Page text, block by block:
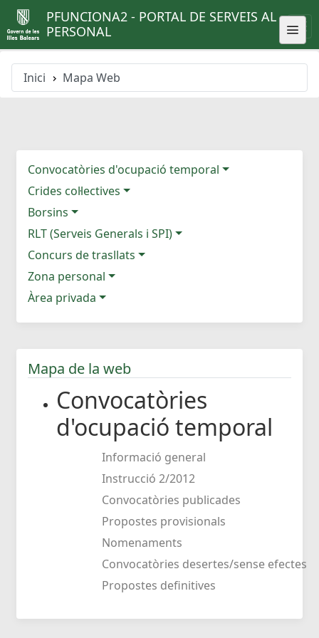
PFUNCIONA2 - PORTAL DE SERVEIS AL
PERSONAL
Inici Mapa Web
Convocatòries d'ocupació temporal
Crides col·lectives
Borsins
RLT (Serveis Generals i SPI)
Concurs de trasllats
Zona personal
Àrea privada
Mapa de la web
Convocatòries
d'ocupació temporal
Informació general
Instrucció 2/2012
Convocatòries publicades
Propostes provisionals
Nomenaments
Convocatòries desertes/sense efectes
Propostes definitives